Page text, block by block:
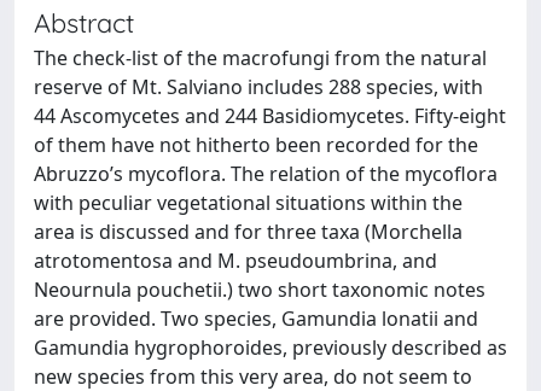
Abstract
The check-list of the macrofungi from the natural
reserve of Mt. Salviano includes 288 species, with
44 Ascomycetes and 244 Basidiomycetes. Fifty-eight
of them have not hitherto been recorded for the
Abruzzo’s mycoflora. The relation of the mycoflora
with peculiar vegetational situations within the
area is discussed and for three taxa (Morchella
atrotomentosa and M. pseudoumbrina, and
Neournula pouchetii.) two short taxonomic notes
are provided. Two species, Gamundia lonatii and
Gamundia hygrophoroides, previously described as
new species from this very area, do not seem to